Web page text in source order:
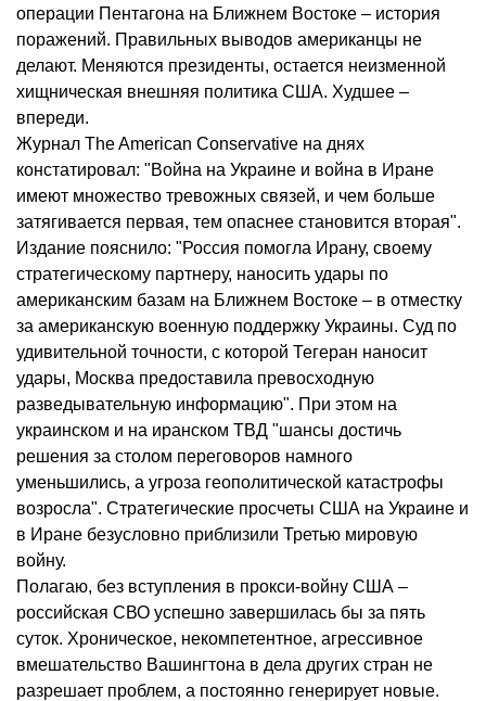
операции Пентагона на Ближнем Востоке – история
поражений. Правильных выводов американцы не
делают. Меняются президенты, остается неизменной
хищническая внешняя политика США. Худшее –
впереди.
Журнал The American Conservative на днях
констатировал: "Война на Украине и война в Иране
имеют множество тревожных связей, и чем больше
затягивается первая, тем опаснее становится вторая".
Издание пояснило: "Россия помогла Ирану, своему
стратегическому партнеру, наносить удары по
американским базам на Ближнем Востоке – в отместку
за американскую военную поддержку Украины. Суд по
удивительной точности, с которой Тегеран наносит
удары, Москва предоставила превосходную
разведывательную информацию". При этом на
украинском и на иранском ТВД "шансы достичь
решения за столом переговоров намного
уменьшились, а угроза геополитической катастрофы
возросла". Стратегические просчеты США на Украине и
в Иране безусловно приблизили Третью мировую
войну.
Полагаю, без вступления в прокси-войну США –
российская СВО успешно завершилась бы за пять
суток. Хроническое, некомпетентное, агрессивное
вмешательство Вашингтона в дела других стран не
разрешает проблем, а постоянно генерирует новые.